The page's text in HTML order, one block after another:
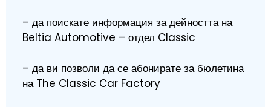
– да поискате информация за дейността на
Beltia Automotive – отдел Classic
– да ви позволи да се абонирате за бюлетина
на The Classic Car Factory